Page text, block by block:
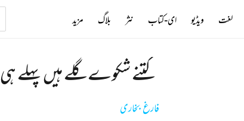
کتنے شکوے گلے ہیں پہلے ہی
فارغ بخاری
لغت ویڈیو ای-کتاب نثر بلاگ مزید